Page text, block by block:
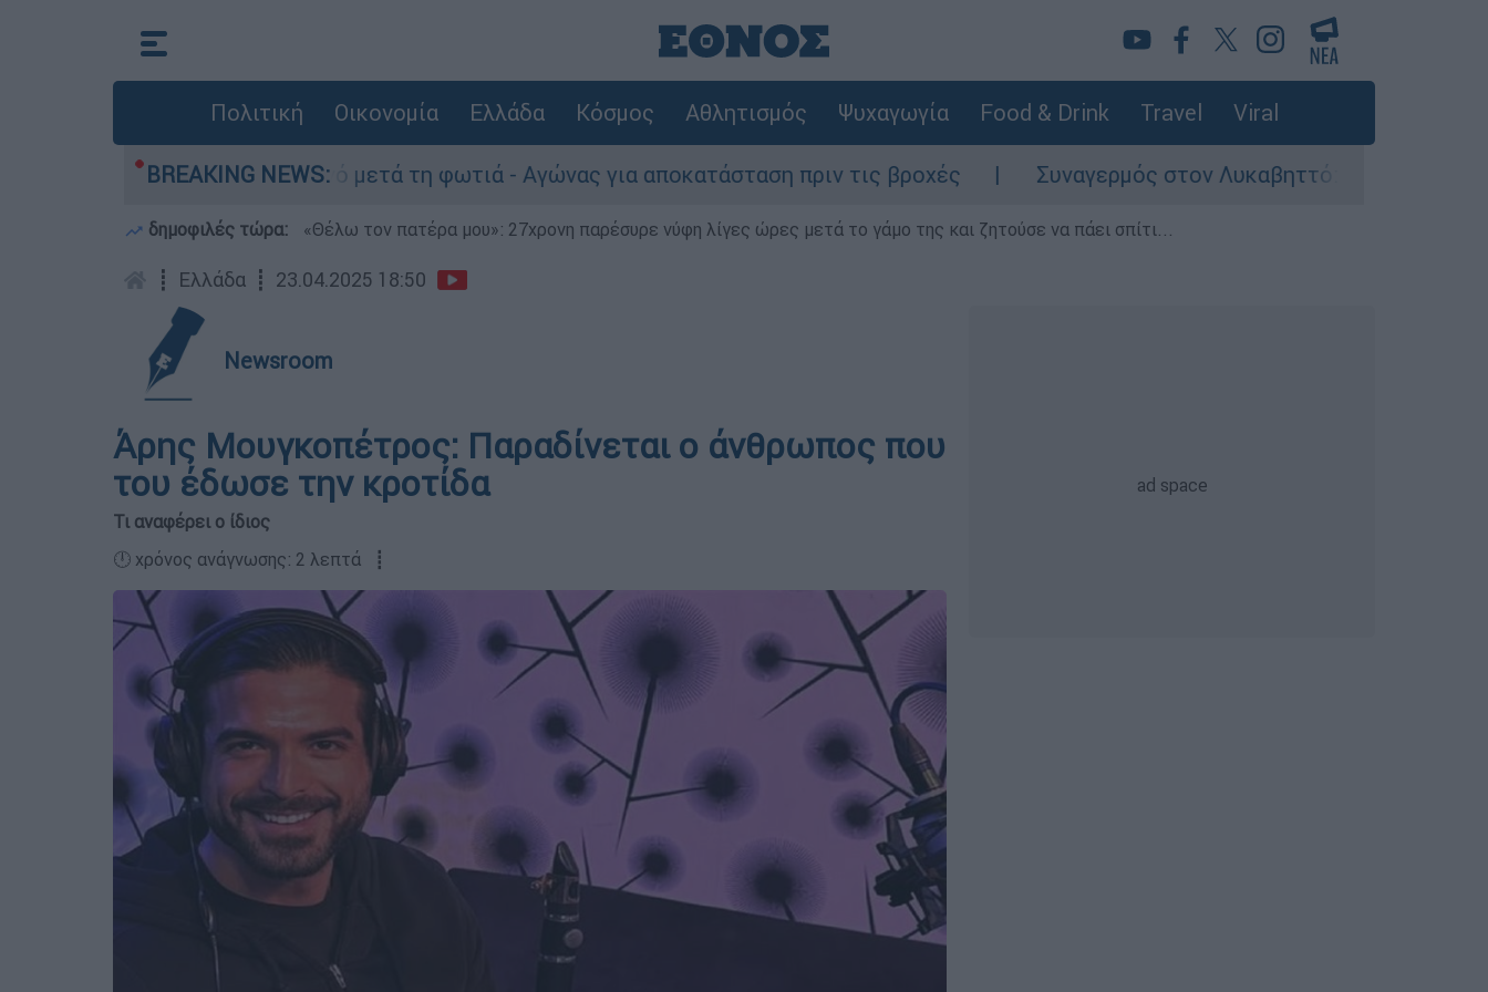
Πολιτική Οικονομία Ελλάδα Κόσμος Αθλητισμός Ψυχαγωγία Food & Drink Travel Viral
BREAKING NEWS:
στο Πόρτο Γερμανό μετά τη φωτιά - Αγώνας για αποκατάσταση πριν τις βροχές Συναγερμός στον Λυκαβηττό: Σορός σε προχωρημένη
δημοφιλές τώρα: «Θέλω τον πατέρα μου»: 27χρονη παρέσυρε νύφη λίγες ώρες μετά το γάμο της και ζητούσε να πάει σπίτι...
┋ Ελλάδα ┋ 23.04.2025 18:50
Newsroom
Άρης Μουγκοπέτρος: Παραδίνεται ο άνθρωπος που
του έδωσε την κροτίδα
Τι αναφέρει ο ίδιος
🕛 χρόνος ανάγνωσης: 2 λεπτά ┋